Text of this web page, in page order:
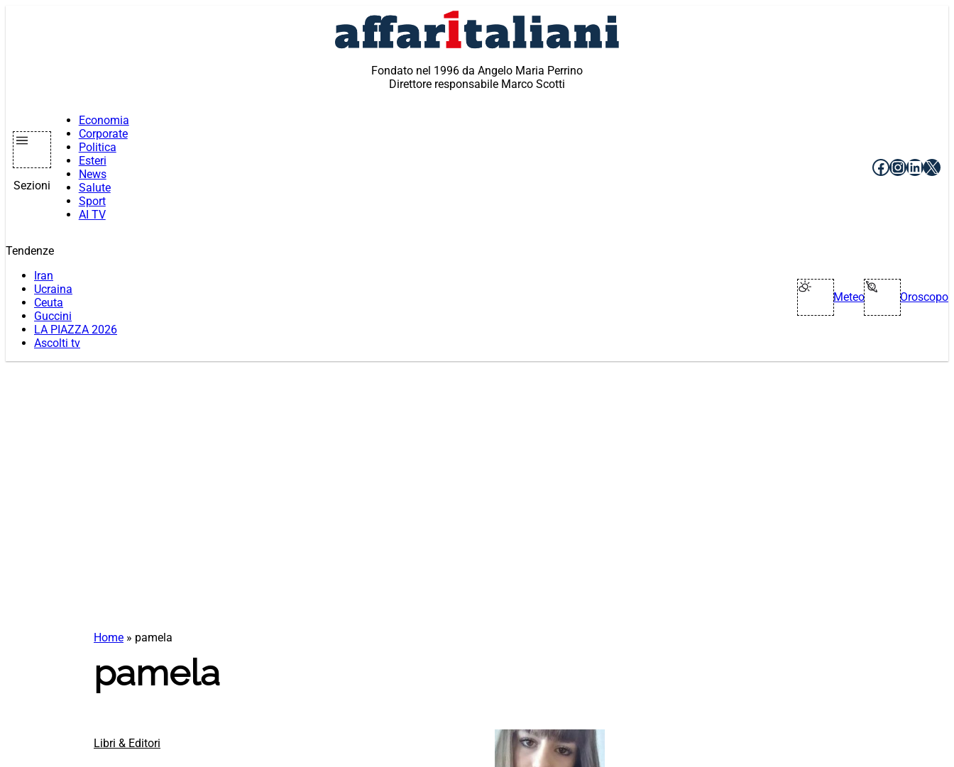
Fondato nel 1996 da Angelo Maria Perrino
Direttore responsabile Marco Scotti
Sezioni
Economia
Corporate
Politica
Esteri
News
Salute
Sport
AI TV
Facebook
X
Tendenze
Iran
Ucraina
Ceuta
Guccini
LA PIAZZA 2026
Ascolti tv
Meteo Oroscopo
Home » pamela
pamela
Libri & Editori